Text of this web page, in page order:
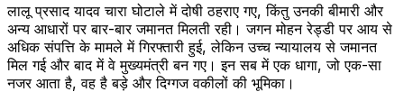
लालू प्रसाद यादव चारा घोटाले में दोषी ठहराए गए, किंतु उनकी बीमारी और
अन्य आधारों पर बार-बार जमानत मिलती रही। जगन मोहन रेड्डी पर आय से
अधिक संपत्ति के मामले में गिरफ्तारी हुई, लेकिन उच्च न्यायालय से जमानत
मिल गई और बाद में वे मुख्यमंत्री बन गए। इन सब में एक धागा, जो एक-सा
नजर आता है, वह है बड़े और दिग्गज वकीलों की भूमिका।